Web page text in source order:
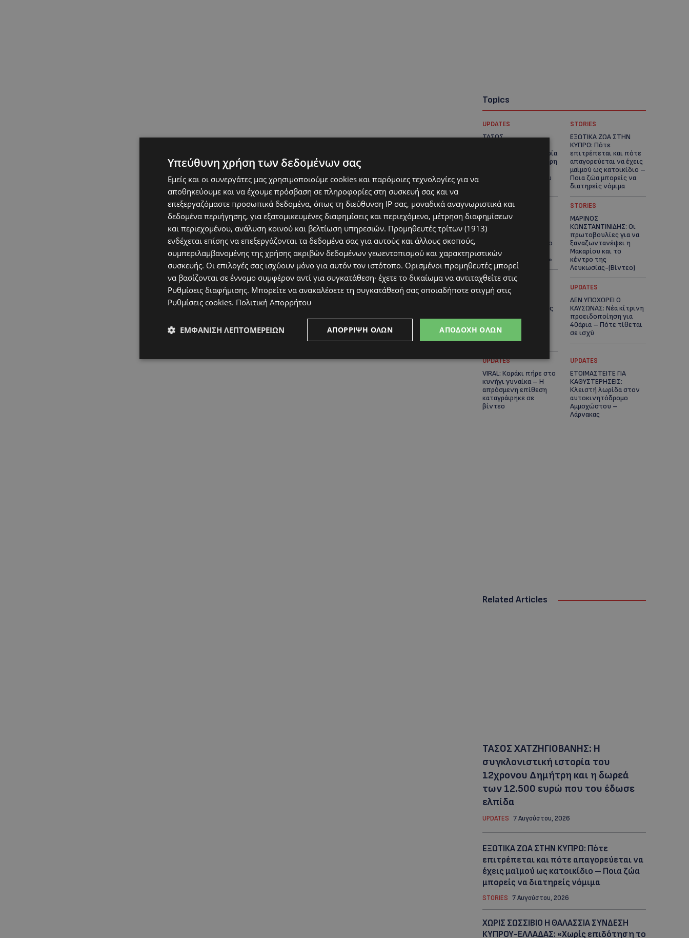
Topics
UPDATES
ΤΑΣΟΣ
συγκλονιστική ιστορία
του 12χρονου Δημήτρη
12.500 ευρώ που του
STORIES
ΕΞΩΤΙΚΑ ΖΩΑ ΣΤΗΝ
ΚΥΠΡΟ: Πότε
επιτρέπεται και πότε
απαγορεύεται να έχεις
μαϊμού ως κατοικίδιο –
Ποια ζώα μπορείς να
διατηρείς νόμιμα
UPDATES
ΧΩΡΙΣ ΣΩΣΣΙΒΙΟ Η
ΘΑΛΑΣΣΙΑ ΣΥΝΔΕΣΗ
ΚΥΠΡΟΥ-ΕΛΛΑΔΑΣ:
«Χωρίς επιδότηση το
πλοίο δεν θα
ξανασηκώσει άγκυρα»
STORIES
ΜΑΡΙΝΟΣ
ΚΩΝΣΤΑΝΤΙΝΙΔΗΣ: Οι
πρωτοβουλίες για να
ξαναζωντανέψει η
Μακαρίου και το
κέντρο της
Λευκωσίας-(Βίντεο)
UPDATES
ΛΕΥΚΩΣΙΑ: Χειροπέδες
να παραπλάνησε την
Αστυνομία
UPDATES
ΔΕΝ ΥΠΟΧΩΡΕΙ Ο
ΚΑΥΣΩΝΑΣ: Νέα κίτρινη
προειδοποίηση για
40άρια – Πότε τίθεται
σε ισχύ
UPDATES
VIRAL: Κοράκι πήρε στο
κυνήγι γυναίκα – Η
απρόσμενη επίθεση
καταγράφηκε σε
βίντεο
UPDATES
ΕΤΟΙΜΑΣΤΕΙΤΕ ΓΙΑ
ΚΑΘΥΣΤΕΡΗΣΕΙΣ:
Κλειστή λωρίδα στον
αυτοκινητόδρομο
Αμμοχώστου –
Λάρνακας
Related Articles
ΤΑΣΟΣ ΧΑΤΖΗΓΙΟΒΑΝΗΣ: Η
συγκλονιστική ιστορία του
12χρονου Δημήτρη και η δωρεά
των 12.500 ευρώ που του έδωσε
ελπίδα
UPDATES 7 Αυγούστου, 2026
ΕΞΩΤΙΚΑ ΖΩΑ ΣΤΗΝ ΚΥΠΡΟ: Πότε
επιτρέπεται και πότε απαγορεύεται να
έχεις μαϊμού ως κατοικίδιο – Ποια ζώα
μπορείς να διατηρείς νόμιμα
STORIES 7 Αυγούστου, 2026
ΧΩΡΙΣ ΣΩΣΣΙΒΙΟ Η ΘΑΛΑΣΣΙΑ ΣΥΝΔΕΣΗ
ΚΥΠΡΟΥ-ΕΛΛΑΔΑΣ: «Χωρίς επιδότηση το
Υπεύθυνη χρήση των δεδομένων σας
Εμείς και οι συνεργάτες μας χρησιμοποιούμε cookies και παρόμοιες τεχνολογίες για να
αποθηκεύουμε και να έχουμε πρόσβαση σε πληροφορίες στη συσκευή σας και να
επεξεργαζόμαστε προσωπικά δεδομένα, όπως τη διεύθυνση IP σας, μοναδικά αναγνωριστικά και
δεδομένα περιήγησης, για εξατομικευμένες διαφημίσεις και περιεχόμενο, μέτρηση διαφημίσεων
και περιεχομένου, ανάλυση κοινού και βελτίωση υπηρεσιών. Προμηθευτές τρίτων (1913)
ενδέχεται επίσης να επεξεργάζονται τα δεδομένα σας για αυτούς και άλλους σκοπούς,
συμπεριλαμβανομένης της χρήσης ακριβών δεδομένων γεωεντοπισμού και χαρακτηριστικών
συσκευής. Οι επιλογές σας ισχύουν μόνο για αυτόν τον ιστότοπο. Ορισμένοι προμηθευτές μπορεί
να βασίζονται σε έννομο συμφέρον αντί για συγκατάθεση· έχετε το δικαίωμα να αντιταχθείτε στις
Ρυθμίσεις διαφήμισης. Μπορείτε να ανακαλέσετε τη συγκατάθεσή σας οποιαδήποτε στιγμή στις
Ρυθμίσεις cookies. Πολιτική Απορρήτου
ΑΠΟΔΟΧΉ ΌΛΩΝ
ΑΠΌΡΡΙΨΗ ΌΛΩΝ
ΕΜΦΆΝΙΣΗ ΛΕΠΤΟΜΕΡΕΙΏΝ